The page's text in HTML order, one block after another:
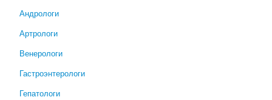
Андрологи
Артрологи
Венерологи
Гастроэнтерологи
Гепатологи